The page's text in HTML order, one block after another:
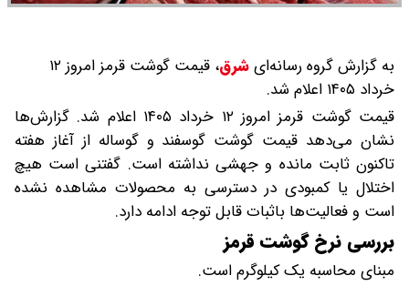
به گزارش گروه رسانه‌ایشرق،
قیمت گوشت قرمز امروز ۱۲
خرداد ۱۴۰۵ اعلام شد.
قیمت گوشت قرمز امروز ۱۲ خرداد ۱۴۰۵ اعلام شد. گزارش‌ها
نشان می‌دهد قیمت گوشت گوسفند و گوساله از آغاز هفته
تاکنون ثابت مانده و جهشی نداشته است. گفتنی است هیچ
اختلال یا کمبودی در دسترسی به محصولات مشاهده نشده
است و فعالیت‌ها باثبات قابل توجه ادامه دارد.
بررسی نرخ گوشت قرمز
مبنای محاسبه یک کیلوگرم است.